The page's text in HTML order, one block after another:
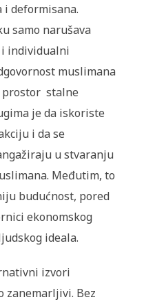
deformisana.
samo narušava
individualni
muslimana
prostor stalne
je da iskoriste
i da se
u stvaranju
Međutim, to
budućnost, pored
ekonomskog
ideala.
izvori
zanemarljivi. Bez